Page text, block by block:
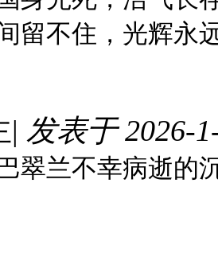
留不住，光辉永
| 发表于 2026-
翠兰不幸病逝的